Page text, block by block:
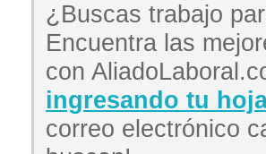
¿Buscas trabajo
Encuentra las
con
ingresando tu
correo electrónico